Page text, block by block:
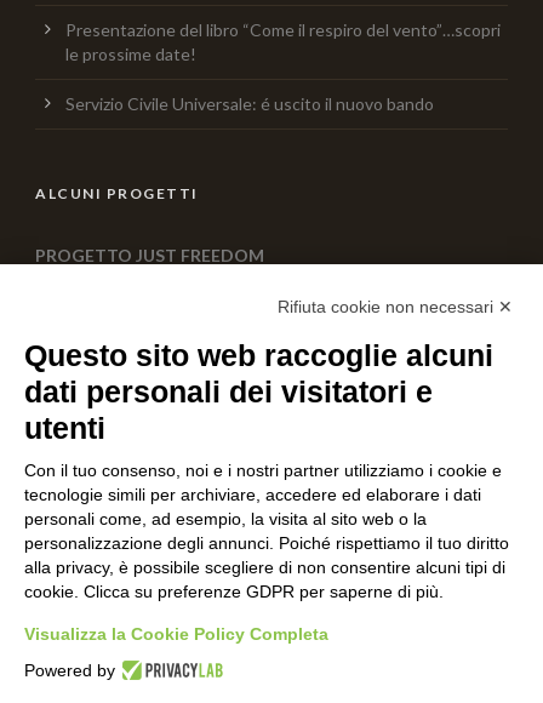
Presentazione del libro “Come il respiro del vento”…scopri
le prossime date!
Servizio Civile Universale: é uscito il nuovo bando
ALCUNI PROGETTI
PROGETTO JUST FREEDOM
Progetto lupo Monte Adone
0 Comment
AIUTACI CON UNA DONAZIONE
Rifiuta cookie non necessari ✕
Questo sito web raccoglie alcuni
dati personali dei visitatori e
utenti
Con il tuo consenso, noi e i nostri partner utilizziamo i cookie e
tecnologie simili per archiviare, accedere ed elaborare i dati
personali come, ad esempio, la visita al sito web o la
personalizzazione degli annunci. Poiché rispettiamo il tuo diritto
alla privacy, è possibile scegliere di non consentire alcuni tipi di
cookie. Clicca su preferenze GDPR per saperne di più.
Visualizza la Cookie Policy Completa
Powered by